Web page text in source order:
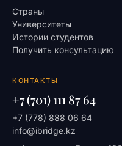
Страны
Университеты
Истории студентов
Получить консультацию
КОНТАКТЫ
+7 (701) 111 87 64
+7 (778) 888 06 64
info@ibridge.kz